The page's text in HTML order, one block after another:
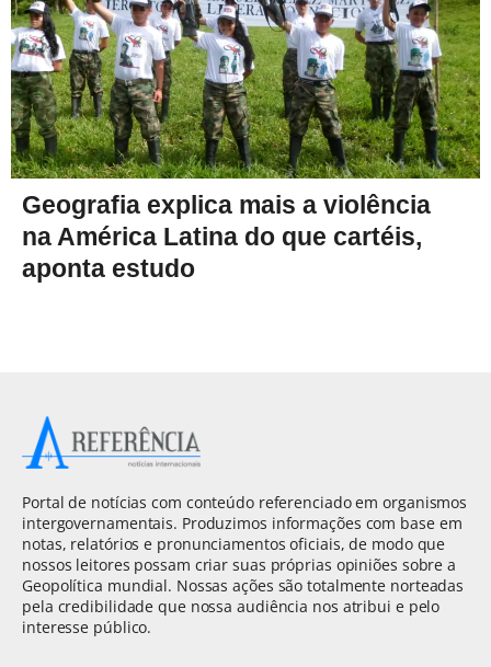
Geografia explica mais a violência
na América Latina do que cartéis,
aponta estudo
Portal de notícias com conteúdo referenciado em organismos
intergovernamentais. Produzimos informações com base em
notas, relatórios e pronunciamentos oficiais, de modo que
nossos leitores possam criar suas próprias opiniões sobre a
Geopolítica mundial. Nossas ações são totalmente norteadas
pela credibilidade que nossa audiência nos atribui e pelo
interesse público.